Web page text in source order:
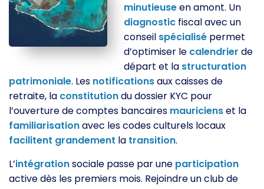
minutieuseen amont. Un
diagnostic fiscal avec un
conseil spécialisé permet
d’optimiser le calendrier de
départ et la structuration
patrimoniale. Les notificationsaux caisses de
retraite, la constitutiondu dossier KYC pour
l’ouverture de comptes bancaires mauricienset la
familiarisationavec les codes culturels locaux
facilitent grandement la transition.
L’intégrationsociale passe par une participation
active dès les premiers mois. Rejoindre un club de